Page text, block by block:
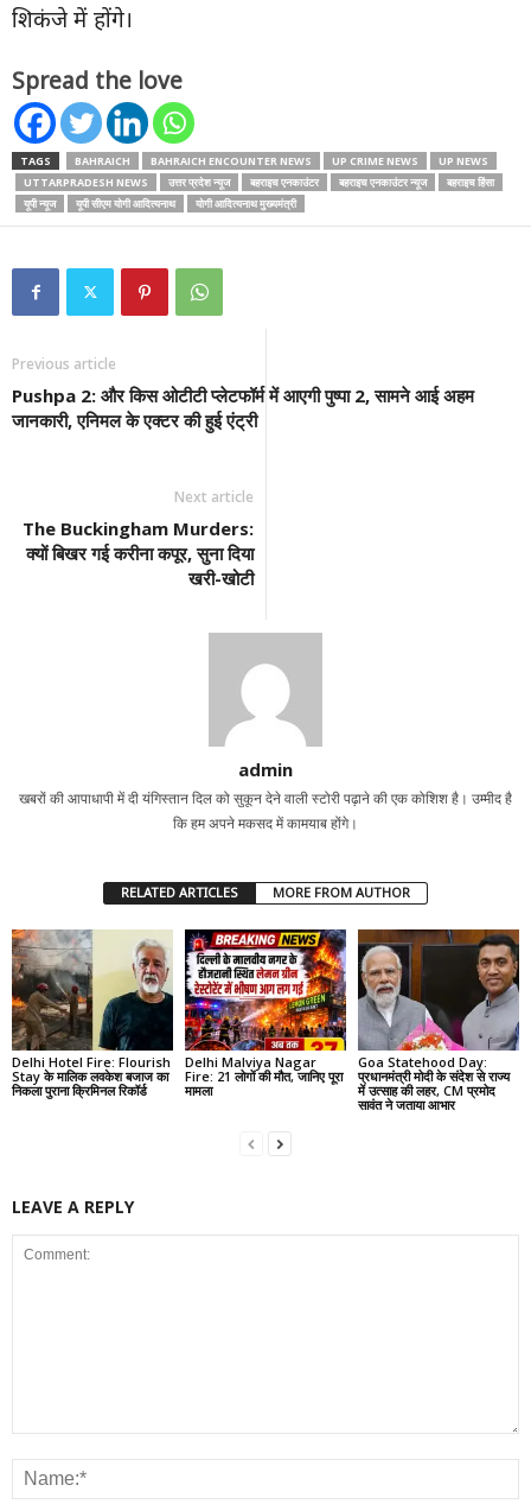
शिकंजे में होंगे।
Spread the love
TAGS BAHRAICH BAHRAICH ENCOUNTER NEWS UP CRIME NEWS
UP NEWS
UTTARPRADESH NEWS
उत्तर प्रदेश न्यूज बहराइच एनकाउंटर बहराइच एनकाउंटर न्यूज
बहराइच हिंसा
यूपी न्यूज
यूपी सीएम योगी आदित्यनाथ योगी आदित्यनाथ मुख्यमंत्री
Previous article
Pushpa 2: और किस ओटीटी प्लेटफॉर्म में आएगी पुष्पा 2, सामने आई अहम
जानकारी, एनिमल के एक्टर की हुई एंट्री
Next article
The Buckingham Murders:
क्यों बिखर गई करीना कपूर, सुना दिया
खरी-खोटी
admin
खबरों की आपाधापी में दी यंगिस्तान दिल को सुकून देने वाली स्टोरी पढ़ाने की एक कोशिश है। उम्मीद है
कि हम अपने मकसद में कामयाब होंगे।
RELATED ARTICLES MORE FROM AUTHOR
Delhi Hotel Fire: Flourish
Stay के मालिक लवकेश बजाज का
निकला पुराना क्रिमिनल रिकॉर्ड
Delhi Malviya Nagar
Fire: 21 लोगों की मौत, जानिए पूरा
मामला
Goa Statehood Day:
प्रधानमंत्री मोदी के संदेश से राज्य
में उत्साह की लहर, CM प्रमोद
सावंत ने जताया आभार
LEAVE A REPLY